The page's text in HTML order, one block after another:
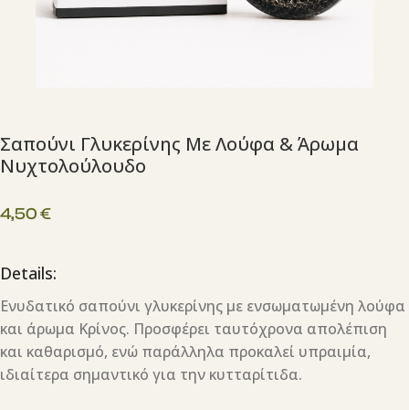
Σαπούνι Γλυκερίνης Με Λούφα & Άρωμα
Νυχτολούλουδο
4,50€
Details:
Ενυδατικό σαπούνι γλυκερίνης με ενσωματωμένη λούφα
και άρωμα Κρίνος. Προσφέρει ταυτόχρονα απολέπιση
και καθαρισμό, ενώ παράλληλα προκαλεί υπραιμία,
ιδιαίτερα σημαντικό για την κυτταρίτιδα.